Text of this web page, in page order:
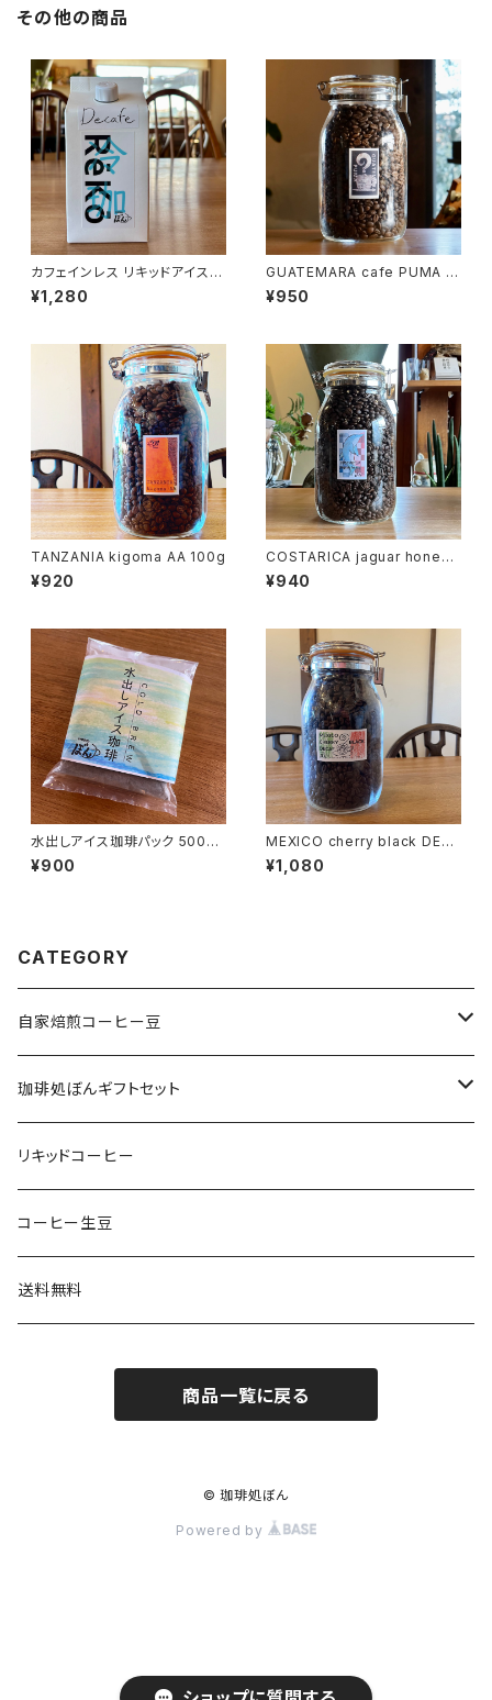
その他の商品
カフェインレス リキッドアイスコ
ーヒー ＲeKo 1L
¥1,280
GUATEMARA cafe PUMA 1
00g
¥950
TANZANIA kigoma AA 100g
¥920
COSTARICA jaguar honey 1
00g
¥940
水出しアイス珈琲パック 500ml
×2P入
¥900
MEXICO cherry black DEC
AF 100g
¥1,080
CATEGORY
自家焙煎コーヒー豆
珈琲処ぼんオリジナルブレンド
スペシャルティコーヒー
オリジナルブレンド
珈琲処ぼんセレクト
400gまとめてセット
珈琲処ぼんギフトセット
coffee1056bon GIFT BOX
Tシャツ
スマホケース
リキッドコーヒー
コーヒー生豆
送料無料
商品一覧に戻る
© 珈琲処ぼん
Powered by